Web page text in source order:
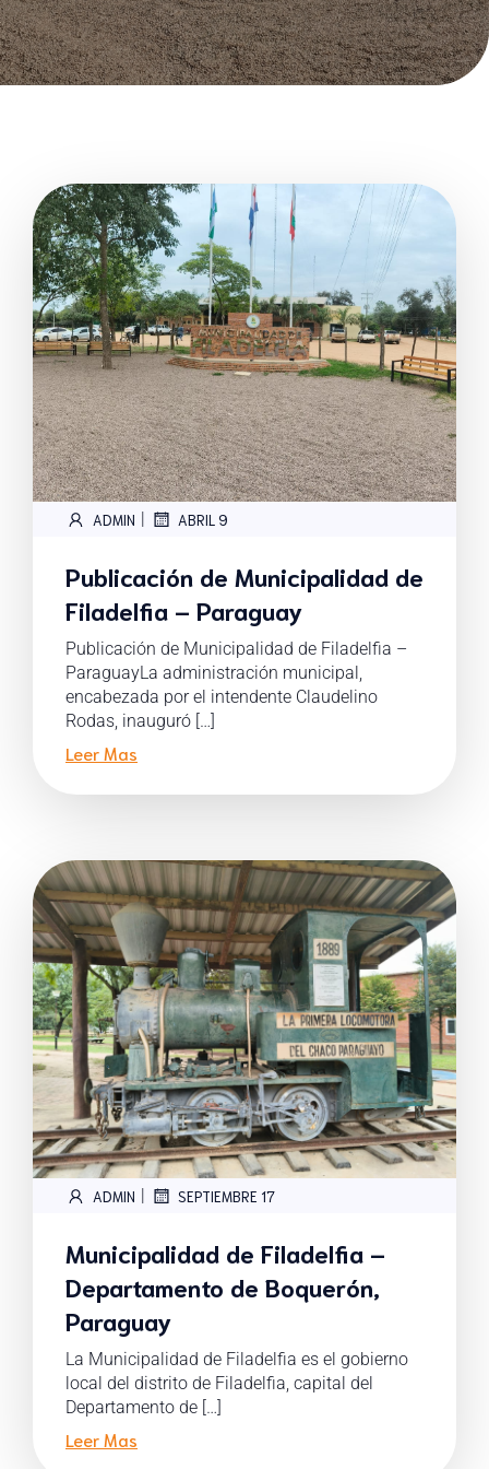
ADMIN | ABRIL 9
Publicación de Municipalidad de
Filadelfia – Paraguay
Publicación de Municipalidad de Filadelfia –
ParaguayLa administración municipal,
encabezada por el intendente Claudelino
Rodas, inauguró […]
Leer Mas
ADMIN | SEPTIEMBRE 17
Municipalidad de Filadelfia –
Departamento de Boquerón,
Paraguay
La Municipalidad de Filadelfia es el gobierno
local del distrito de Filadelfia, capital del
Departamento de […]
Leer Mas